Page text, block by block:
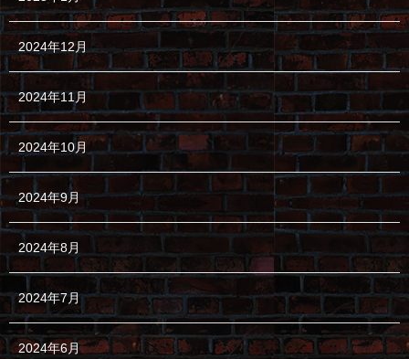
2024年12月
2024年11月
2024年10月
2024年9月
2024年8月
2024年7月
2024年6月